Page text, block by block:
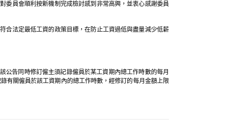
委員會順利按新機制完成檢討感到非常高興，並衷心感謝委員
合法定最低工資的政策目標，在防止工資過低與盡量減少低薪
告同時修訂僱主須記錄僱員於某工資期內總工作時數的每月
有關僱員於該工資期內的總工作時數，經修訂的每月金額上限